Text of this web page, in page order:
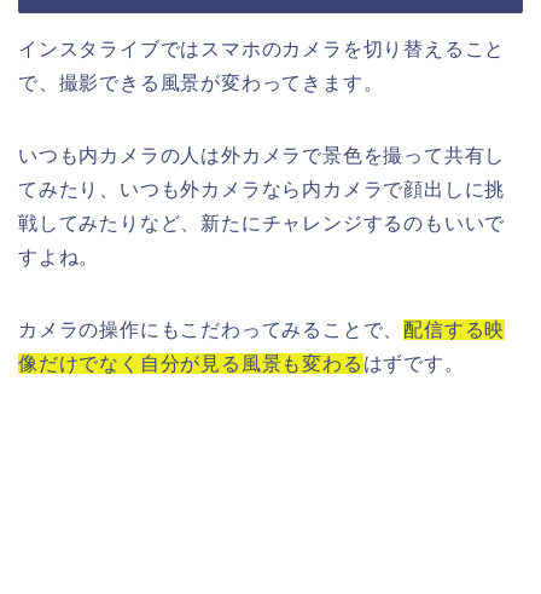
インスタライブではスマホのカメラを切り替えること
で、撮影できる風景が変わってきます。
いつも内カメラの人は外カメラで景色を撮って共有し
てみたり、いつも外カメラなら内カメラで顔出しに挑
戦してみたりなど、新たにチャレンジするのもいいで
すよね。
カメラの操作にもこだわってみることで、 配信する映
像だけでなく自分が見る風景も変わる はずです。